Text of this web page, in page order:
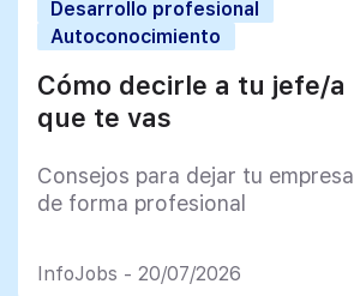
Desarrollo profesional
Autoconocimiento
Cómo decirle a tu jefe/a
que te vas
Consejos para dejar tu empresa
de forma profesional
InfoJobs - 20/07/2026